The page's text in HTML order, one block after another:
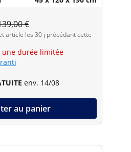
€
article les 30 j précédant cette
durée limitée
env. 14/08
au panier